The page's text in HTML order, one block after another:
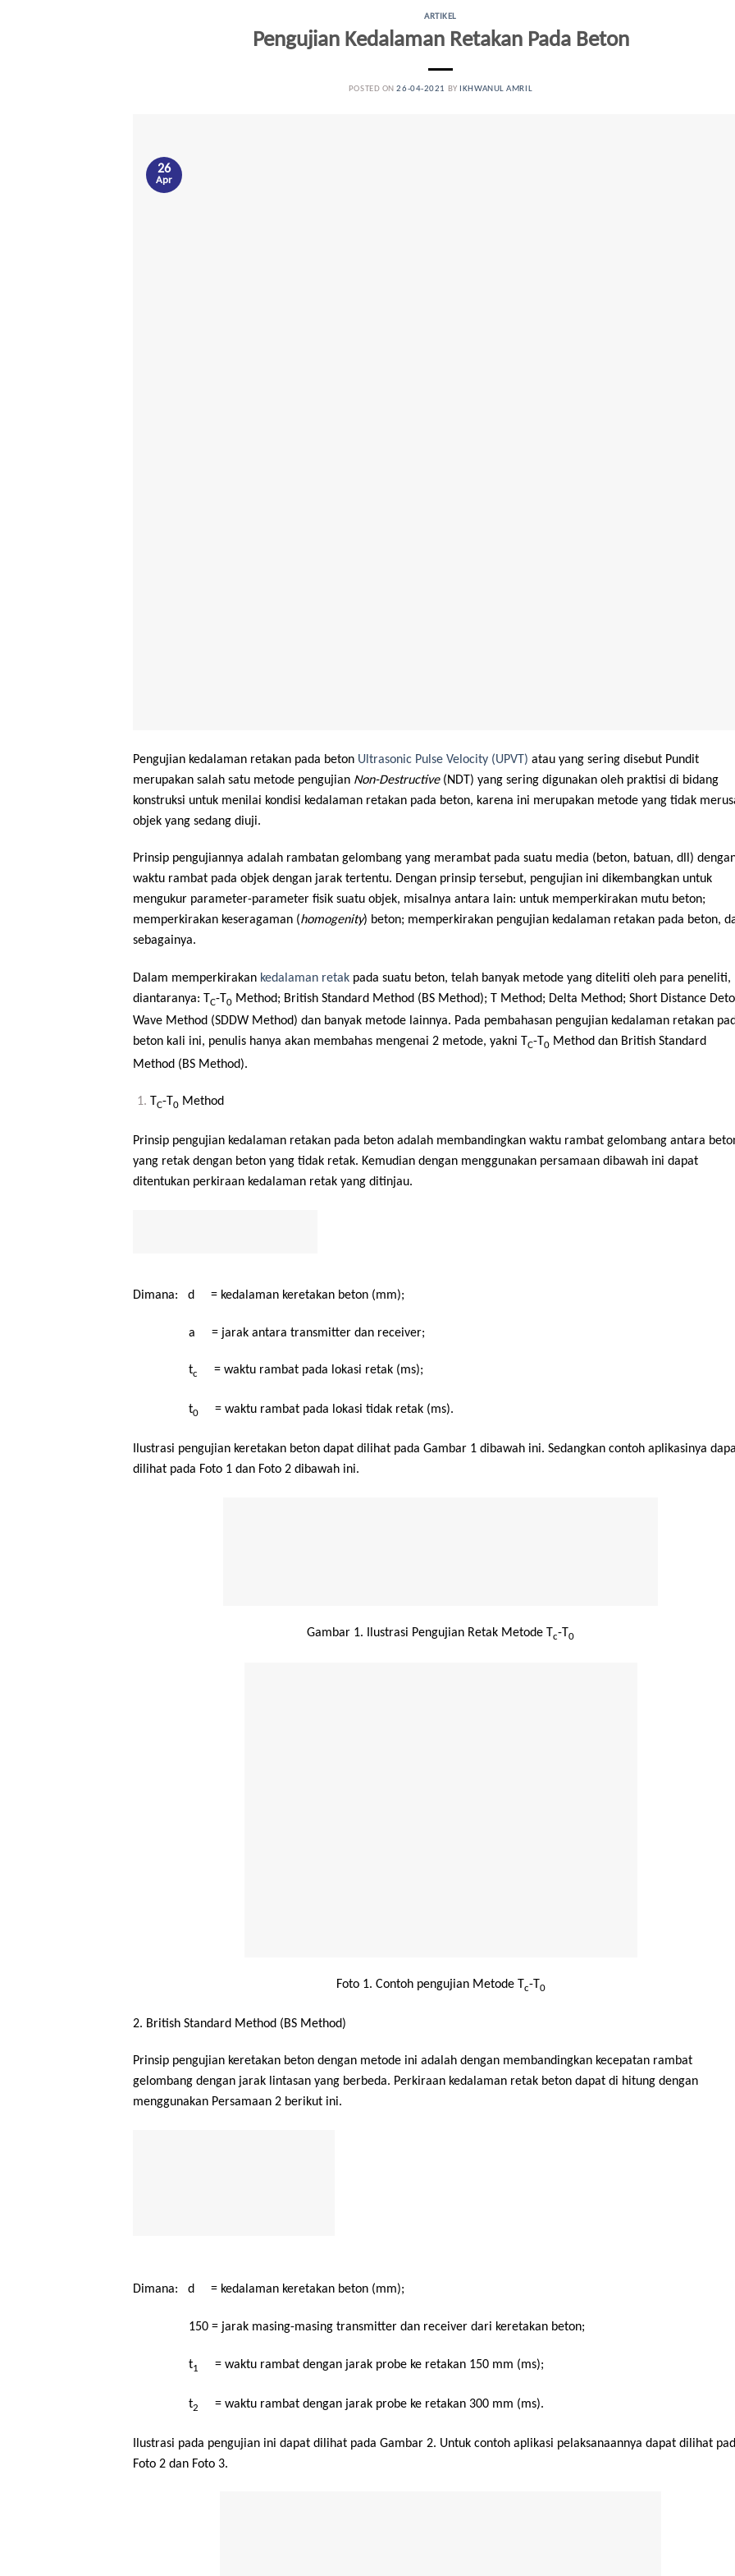
ARTIKEL
Pengujian Kedalaman Retakan Pada Beton
POSTED ON26-04-2021 BY IKHWANUL AMRIL
26
Apr
Pengujian kedalaman retakan pada beton Ultrasonic Pulse Velocity (UPVT) atau yang sering disebut Pundit
merupakan salah satu metode pengujian Non-Destructive(NDT) yang sering digunakan oleh praktisi di bidang
konstruksi untuk menilai kondisi kedalaman retakan pada beton, karena ini merupakan metode yang tidak
objek yang sedang diuji.
Prinsip pengujiannya adalah rambatan gelombang yang merambat pada suatu media (beton, batuan, dll)
waktu rambat pada objek dengan jarak tertentu. Dengan prinsip tersebut, pengujian ini dikembangkan untuk
mengukur parameter-parameter fisik suatu objek, misalnya antara lain: untuk memperkirakan mutu beton;
memperkirakan keseragaman (homogenity) beton; memperkirakan pengujian kedalaman retakan pada beton,
sebagainya.
Dalam memperkirakan kedalaman retak pada suatu beton, telah banyak metode yang diteliti oleh para peneliti,
diantaranya: TC-T0 Method; British Standard Method (BS Method); T Method; Delta Method; Short Distance
Wave Method (SDDW Method) dan banyak metode lainnya. Pada pembahasan pengujian kedalaman retakan
beton kali ini, penulis hanya akan membahas mengenai 2 metode, yakni TC-T0 Method dan British Standard
Method (BS Method).
TC-T0Method
Prinsip pengujian kedalaman retakan pada beton adalah membandingkan waktu rambat gelombang antara
yang retak dengan beton yang tidak retak. Kemudian dengan menggunakan persamaan dibawah ini dapat
ditentukan perkiraan kedalaman retak yang ditinjau.
Dimana: d = kedalaman keretakan beton (mm);
a = jarak antara transmitter dan receiver;
tc = waktu rambat pada lokasi retak (ms);
t0 = waktu rambat pada lokasi tidak retak (ms).
Ilustrasi pengujian keretakan beton dapat dilihat pada Gambar 1 dibawah ini. Sedangkan contoh aplikasinya
dilihat pada Foto 1 dan Foto 2 dibawah ini.
Gambar 1. Ilustrasi Pengujian Retak Metode Tc-T0
Foto 1. Contoh pengujian Metode Tc-T0
2. British Standard Method (BS Method)
Prinsip pengujian keretakan beton dengan metode ini adalah dengan membandingkan kecepatan rambat
gelombang dengan jarak lintasan yang berbeda. Perkiraan kedalaman retak beton dapat di hitung dengan
menggunakan Persamaan 2 berikut ini.
Dimana: d = kedalaman keretakan beton (mm);
150 = jarak masing-masing transmitter dan receiver dari keretakan beton;
t1 = waktu rambat dengan jarak probe ke retakan 150 mm (ms);
t2 = waktu rambat dengan jarak probe ke retakan 300 mm (ms).
Ilustrasi pada pengujian ini dapat dilihat pada Gambar 2. Untuk contoh aplikasi pelaksanaannya dapat dilihat
Foto 2 dan Foto 3.